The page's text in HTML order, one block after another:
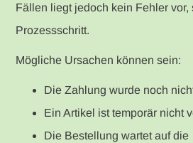
Fällen liegt jedoch kein Fehler
Prozessschritt.
Mögliche Ursachen können sein:
Die Zahlung wurde noch
Ein Artikel ist temporär nicht
Die Bestellung wartet auf die